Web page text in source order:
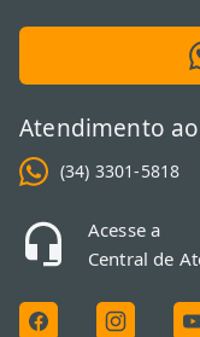
Atendimento
(34) 3301-5818
Acesse a
Central de